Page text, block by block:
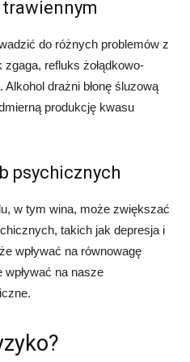
trawiennym
do różnych problemów z
zgaga, refluks żołądkowo-
Alkohol drażni błonę śluzową
produkcję kwasu
psychicznych
w tym wina, może zwiększać
takich jak depresja i
wpływać na równowagę
na nasze